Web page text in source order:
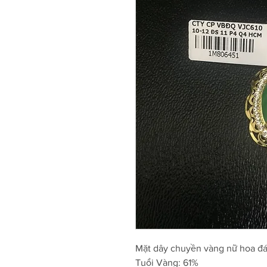
Mặt dây chuyền vàng nữ hoa
Tuổi Vàng: 61%